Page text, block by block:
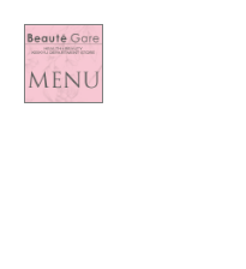
Home
New Item